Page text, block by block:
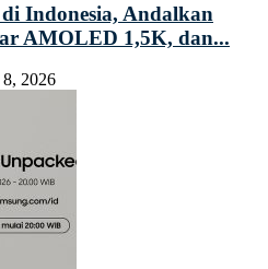
Indonesia, Andalkan
AMOLED 1,5K, dan...
2026